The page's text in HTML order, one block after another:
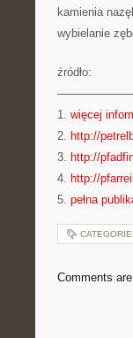
kamienia
wybielanie
źródło:
1. więcej
2. http://
3. http://
4. http://
5. pełna
Comments